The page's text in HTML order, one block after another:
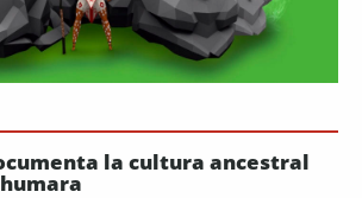
la cultura ancestral